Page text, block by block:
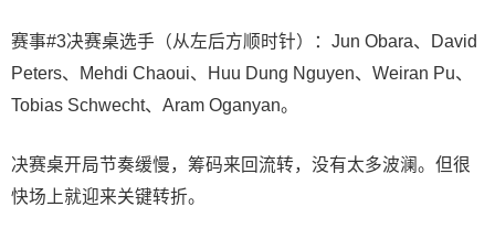
赛事#3决赛桌选手（从左后方顺时针）：Jun Obara、David
Peters、Mehdi Chaoui、Huu Dung Nguyen、Weiran Pu、
Tobias Schwecht、Aram Oganyan。
决赛桌开局节奏缓慢，筹码来回流转，没有太多波澜。但很
快场上就迎来关键转折。